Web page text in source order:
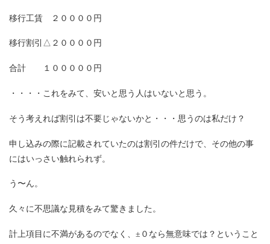
移行工賃 ２００００円
移行割引△２００００円
合計 １０００００円
・・・・これをみて、安いと思う人はいないと思う。
そう考えれば割引は不要じゃないかと・・・思うのは私だけ？
申し込みの際に記載されていたのは割引の件だけで、その他の事
にはいっさい触れられず。
う〜ん。
久々に不思議な見積をみて驚きました。
計上項目に不満があるのでなく、±０なら無意味では？ということ